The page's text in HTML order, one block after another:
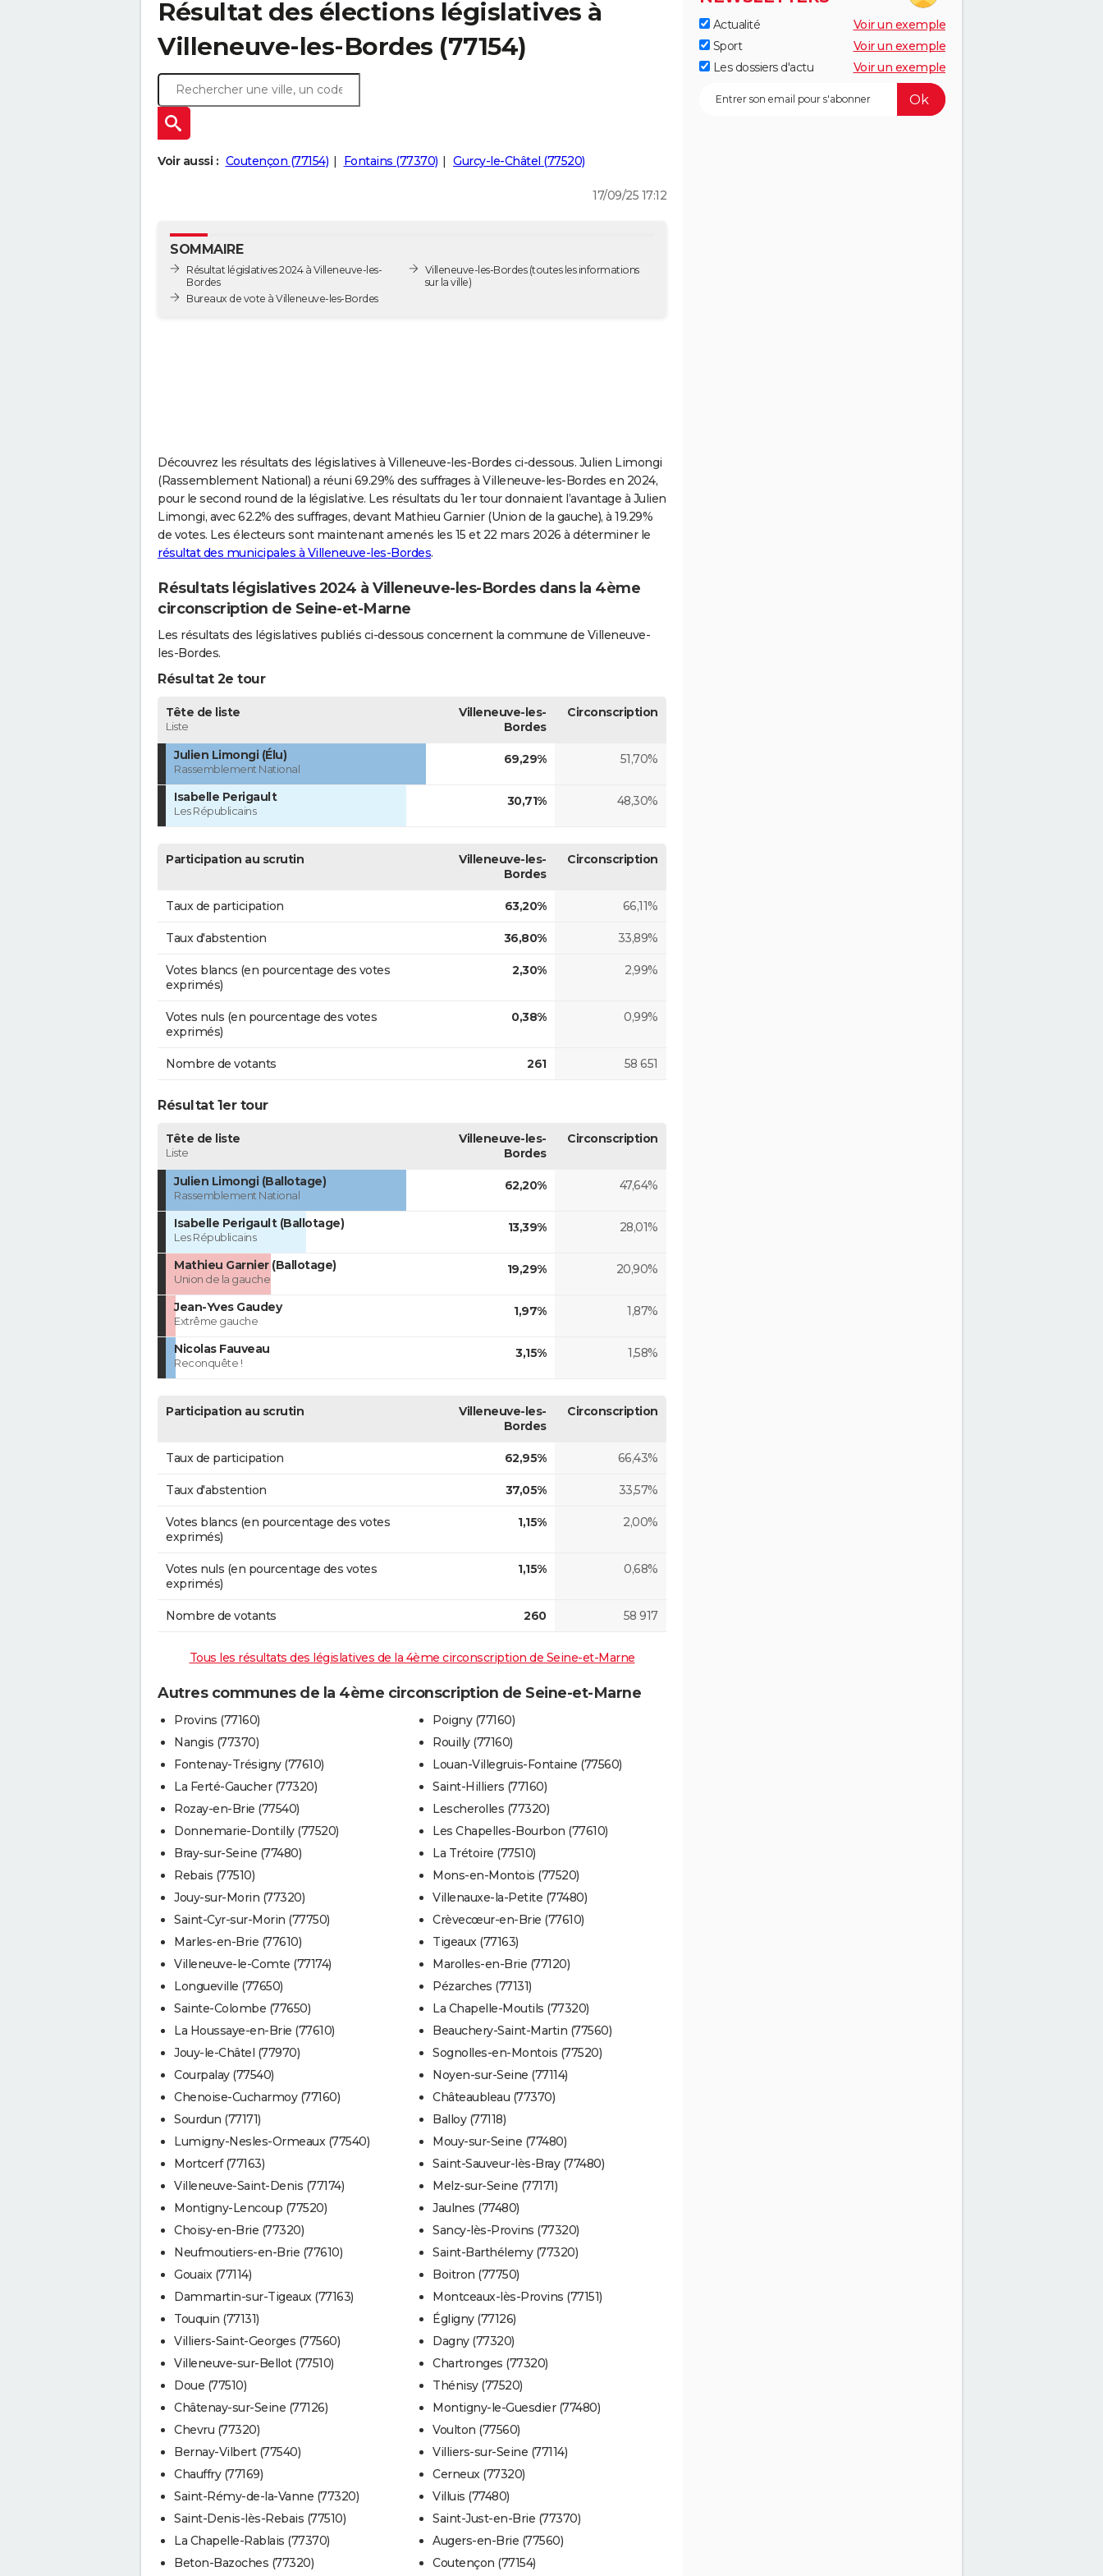
Résultat des élections législatives à
Villeneuve-les-Bordes (77154)
Voir aussi : Coutençon (77154) Fontains (77370) Gurcy-le-Châtel (77520)
17/09/25 17:12
SOMMAIRE
Résultat législatives 2024 à Villeneuve-les-
Bordes
Bureaux de vote à Villeneuve-les-Bordes
Villeneuve-les-Bordes(toutes les informations
sur la ville)
Découvrez les résultats des législatives à Villeneuve-les-Bordes ci-dessous. Julien Limongi
(Rassemblement National) a réuni 69.29% des suffrages à Villeneuve-les-Bordes en 2024,
pour le second round de la législative. Les résultats du 1er tour donnaient l’avantage à Julien
Limongi, avec 62.2% des suffrages, devant Mathieu Garnier (Union de la gauche), à 19.29%
de votes. Les électeurs sont maintenant amenés les 15 et 22 mars 2026 à déterminer le
résultat des municipales à Villeneuve-les-Bordes.
Résultats législatives 2024 à Villeneuve-les-Bordes dans la 4ème
circonscription de Seine-et-Marne
Les résultats des législatives publiés ci-dessous concernent la commune de Villeneuve-
les-Bordes.
Résultat 2e tour
Tête de liste
Liste
Villeneuve-les-
Bordes
Circonscription
Julien Limongi (Élu)
Rassemblement National
69,29% 51,70%
Isabelle Perigault
Les Républicains
30,71% 48,30%
Participation au scrutin
Villeneuve-les-
Bordes
Circonscription
Taux de participation 63,20% 66,11%
Taux d'abstention 36,80% 33,89%
Votes blancs (en pourcentage des votes
exprimés)
2,30% 2,99%
Votes nuls (en pourcentage des votes
exprimés)
0,38% 0,99%
Nombre de votants 261 58 651
Résultat 1er tour
Tête de liste
Liste
Villeneuve-les-
Bordes
Circonscription
Julien Limongi (Ballotage)
Rassemblement National
62,20% 47,64%
Isabelle Perigault (Ballotage)
Les Républicains
13,39% 28,01%
Mathieu Garnier (Ballotage)
Union de la gauche
19,29% 20,90%
Jean-Yves Gaudey
Extrême gauche
1,97% 1,87%
Nicolas Fauveau
Reconquête !
3,15% 1,58%
Participation au scrutin
Villeneuve-les-
Bordes
Circonscription
Taux de participation 62,95% 66,43%
Taux d'abstention 37,05% 33,57%
Votes blancs (en pourcentage des votes
exprimés)
1,15% 2,00%
Votes nuls (en pourcentage des votes
exprimés)
1,15% 0,68%
Nombre de votants 260 58 917
Tous les résultats des législatives de la 4ème circonscription de Seine-et-Marne
Autres communes de la 4ème circonscription de Seine-et-Marne
Provins (77160)
Nangis (77370)
Fontenay-Trésigny (77610)
La Ferté-Gaucher (77320)
Rozay-en-Brie (77540)
Donnemarie-Dontilly (77520)
Bray-sur-Seine (77480)
Rebais (77510)
Jouy-sur-Morin (77320)
Saint-Cyr-sur-Morin (77750)
Marles-en-Brie (77610)
Villeneuve-le-Comte (77174)
Longueville (77650)
Sainte-Colombe (77650)
La Houssaye-en-Brie (77610)
Jouy-le-Châtel (77970)
Courpalay (77540)
Chenoise-Cucharmoy (77160)
Sourdun (77171)
Lumigny-Nesles-Ormeaux (77540)
Mortcerf (77163)
Villeneuve-Saint-Denis (77174)
Montigny-Lencoup (77520)
Choisy-en-Brie (77320)
Neufmoutiers-en-Brie (77610)
Gouaix (77114)
Dammartin-sur-Tigeaux (77163)
Touquin (77131)
Villiers-Saint-Georges (77560)
Villeneuve-sur-Bellot (77510)
Doue (77510)
Châtenay-sur-Seine (77126)
Chevru (77320)
Bernay-Vilbert (77540)
Chauffry (77169)
Saint-Rémy-de-la-Vanne (77320)
Saint-Denis-lès-Rebais (77510)
La Chapelle-Rablais (77370)
Beton-Bazoches (77320)
Poigny (77160)
Rouilly (77160)
Louan-Villegruis-Fontaine (77560)
Saint-Hilliers (77160)
Lescherolles (77320)
Les Chapelles-Bourbon (77610)
La Trétoire (77510)
Mons-en-Montois (77520)
Villenauxe-la-Petite (77480)
Crèvecœur-en-Brie (77610)
Tigeaux (77163)
Marolles-en-Brie (77120)
Pézarches (77131)
La Chapelle-Moutils (77320)
Beauchery-Saint-Martin (77560)
Sognolles-en-Montois (77520)
Noyen-sur-Seine (77114)
Châteaubleau (77370)
Balloy (77118)
Mouy-sur-Seine (77480)
Saint-Sauveur-lès-Bray (77480)
Melz-sur-Seine (77171)
Jaulnes (77480)
Sancy-lès-Provins (77320)
Saint-Barthélemy (77320)
Boitron (77750)
Montceaux-lès-Provins (77151)
Égligny (77126)
Dagny (77320)
Chartronges (77320)
Thénisy (77520)
Montigny-le-Guesdier (77480)
Voulton (77560)
Villiers-sur-Seine (77114)
Cerneux (77320)
Villuis (77480)
Saint-Just-en-Brie (77370)
Augers-en-Brie (77560)
Coutençon (77154)
Actualité
Voir un exemple
Sport
Voir un exemple
Les dossiers d'actu
Voir un exemple